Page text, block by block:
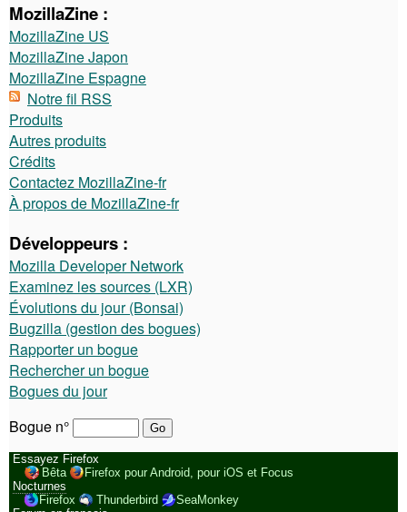
MozillaZine :
MozillaZine US
MozillaZine Japon
MozillaZine Espagne
Notre fil RSS
Produits
Autres produits
Crédits
Contactez MozillaZine-fr
À propos de MozillaZine-fr
Développeurs :
Mozilla Developer Network
Examinez les sources (LXR)
Évolutions du jour (Bonsai)
Bugzilla (gestion des bogues)
Rapporter un bogue
Rechercher un bogue
Bogues du jour
Bogue n°
Essayez Firefox
Bêta
Firefox pour Android, pour iOS et Focus
Nocturnes
Firefox
Thunderbird
SeaMonkey